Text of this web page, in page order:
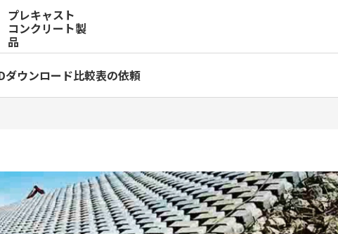
プレキャスト
コンクリート製
品
ダウンロード比較表の依頼